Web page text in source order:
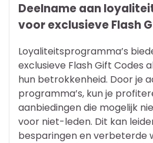
Deelname aan
voor exclusieve Flash
Loyaliteitsprogramma’s
exclusieve Flash Gift Codes
hun betrokkenheid. Door je
programma’s, kun je
aanbiedingen die mogelijk
voor niet-leden. Dit kan
besparingen en verbeterde